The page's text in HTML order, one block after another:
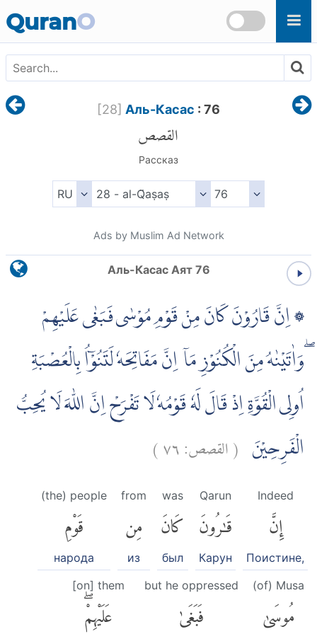
QuranO
[28] Аль-Касас : 76
القصص
Рассказ
Ads by Muslim Ad Network
Аль-Касас Аят 76
۞ اِنَّ قَارُوْنَ كَانَ مِنْ قَوْمِ مُوْسٰى فَبَغٰى عَلَيْهِمْ
ۖوَاٰتَيْنٰهُ مِنَ الْكُنُوْزِ مَآ اِنَّ مَفَاتِحَهٗ لَتَنُوْۤاُ بِالْعُصْبَةِ
اُولِى الْقُوَّةِ اِذْ قَالَ لَهٗ قَوْمُهٗ لَا تَفْرَحْ اِنَّ اللّٰهَ لَا يُحِبُّ
الْفَرِحِيْنَ (القصص:٧٦)
Indeed
إِنَّ
Поистине,
Qarun
قَٰرُونَ
Карун
was
كَانَ
был
from
مِن
из
(the) people
قَوْمِ
народа
(of) Musa
مُوسَىٰ
but he oppressed
فَبَغَىٰ
[on] them
عَلَيْهِمْۖ